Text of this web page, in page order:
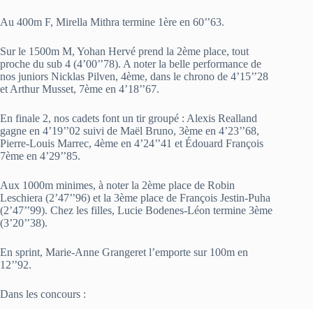
Au 400m F, Mirella Mithra termine 1ère en 60’’63.
Sur le 1500m M, Yohan Hervé prend la 2ème place, tout
proche du sub 4 (4’00’’78). A noter la belle performance de
nos juniors Nicklas Pilven, 4ème, dans le chrono de 4’15’’28
et Arthur Musset, 7ème en 4’18’’67.
En finale 2, nos cadets font un tir groupé : Alexis Realland
gagne en 4’19’’02 suivi de Maël Bruno, 3ème en 4’23’’68,
Pierre-Louis Marrec, 4ème en 4’24’’41 et Édouard François
7ème en 4’29’’85.
Aux 1000m minimes, à noter la 2ème place de Robin
Leschiera (2’47’’96) et la 3ème place de François Jestin-Puha
(2’47’’99). Chez les filles, Lucie Bodenes-Léon termine 3ème
(3’20’’38).
En sprint, Marie-Anne Grangeret l’emporte sur 100m en
12’’92.
Dans les concours :